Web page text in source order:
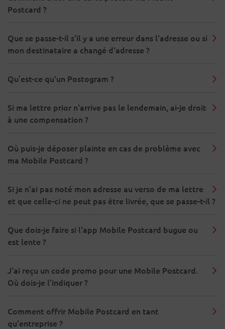
Postcard ?
Que se passe-t-il s'il y a une erreur dans l'adresse ou si
mon destinataire a changé d'adresse ?
Qu’est-ce qu'un Postogram ?
Si ma lettre prior n'arrive pas le lendemain, ai-je droit
à une compensation ?
Où puis-je déposer plainte en cas de problème avec
ma Mobile Postcard ?
Si je n'ai pas noté mon adresse au verso de ma lettre
et que celle-ci ne peut pas être livrée, que se passe-t-il ?
Que dois-je faire si l'app Mobile Postcard bugue ou
est lente ?
J'ai reçu un code promo pour une Mobile Postcard.
Où dois-je l'indiquer ?
Comment offrir Mobile Postcard en tant
qu'entreprise ?